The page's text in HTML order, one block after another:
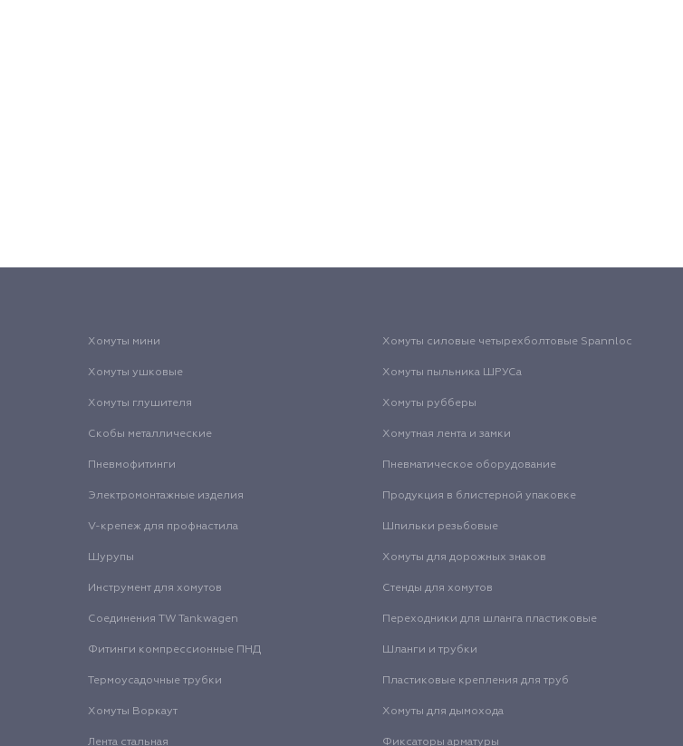
Хомуты мини Хомуты силовые четырехболтовые Spannloc
Хомуты ушковые Хомуты пыльника ШРУСа
Хомуты глушителя Хомуты рубберы
Скобы металлические Хомутная лента и замки
Пневмофитинги Пневматическое оборудование
Электромонтажные изделия Продукция в блистерной упаковке
V-крепеж для профнастила Шпильки резьбовые
Шурупы Хомуты для дорожных знаков
Инструмент для хомутов Стенды для хомутов
Соединения TW Tankwagen Переходники для шланга пластиковые
Фитинги компрессионные ПНД Шланги и трубки
Термоусадочные трубки Пластиковые крепления для труб
Хомуты Воркаут Хомуты для дымохода
Лента стальная Фиксаторы арматуры